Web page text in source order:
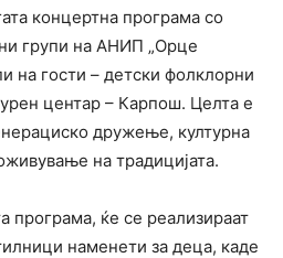
концертна програма со
групи на АНИП „Орце
на гости – детски фолклорни
центар – Карпош. Целта е
дружење, културна
на традицијата.
програма, ќе се реализираат
наменети за деца, каде